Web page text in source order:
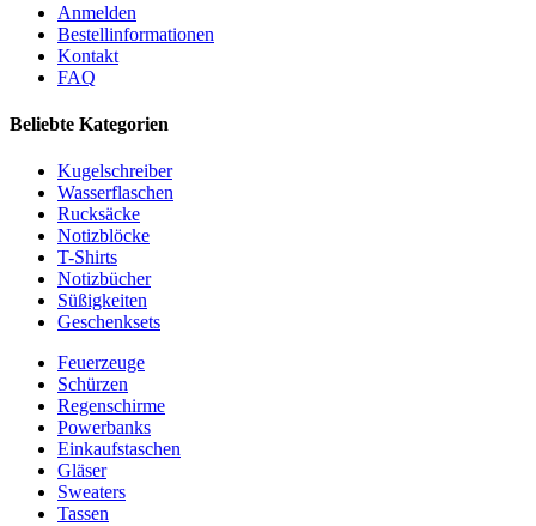
Anmelden
Bestellinformationen
Kontakt
FAQ
Beliebte Kategorien
Kugelschreiber
Wasserflaschen
Rucksäcke
Notizblöcke
T-Shirts
Notizbücher
Süßigkeiten
Geschenksets
Feuerzeuge
Schürzen
Regenschirme
Powerbanks
Einkaufstaschen
Gläser
Sweaters
Tassen